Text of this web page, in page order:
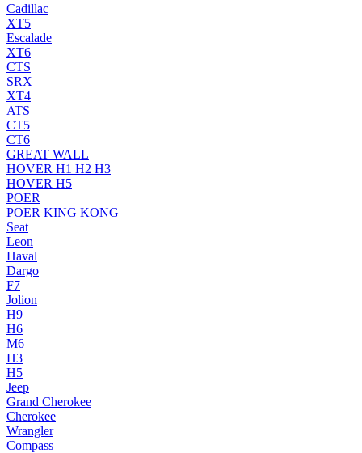
Cadillac
XT5
Escalade
XT6
CTS
SRX
XT4
ATS
CT5
CT6
GREAT WALL
HOVER H1 H2 H3
HOVER H5
POER
POER KING KONG
Seat
Leon
Haval
Dargo
F7
Jolion
H9
H6
M6
H3
H5
Jeep
Grand Cherokee
Cherokee
Wrangler
Compass